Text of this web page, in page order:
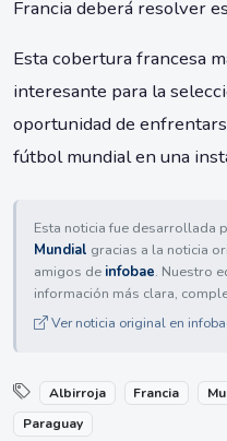
Francia deberá resolver
Esta cobertura francesa
interesante para la
oportunidad de
fútbol mundial en una
Esta noticia fue desarrollada
Mundial gracias a la noticia
amigos de infobae. Nuestro
información más clara,
Ver noticia original en
Albirroja Francia
Paraguay